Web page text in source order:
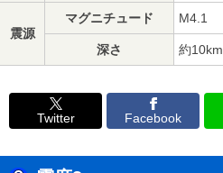
震源
マグニチュード M4.1
深さ 約10km
Twitter Facebook